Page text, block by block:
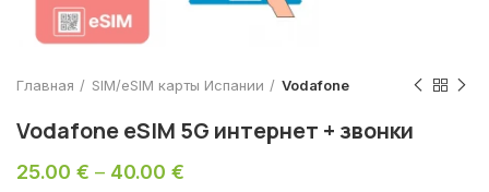
Главная SIM/eSIM карты Испании Vodafone
Vodafone eSIM 5G интернет + звонки
25.00 € – 40.00 €